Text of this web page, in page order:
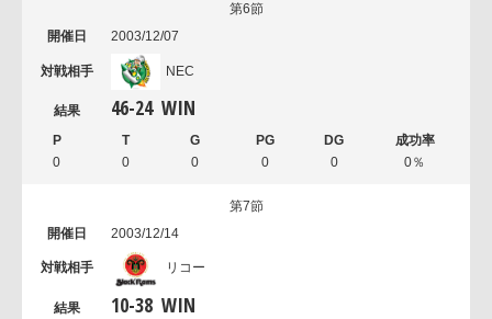
第6節
2003/12/07
NEC
46-24 WIN
0 0 0 0 0 0％
第7節
2003/12/14
リコー
10-38 WIN